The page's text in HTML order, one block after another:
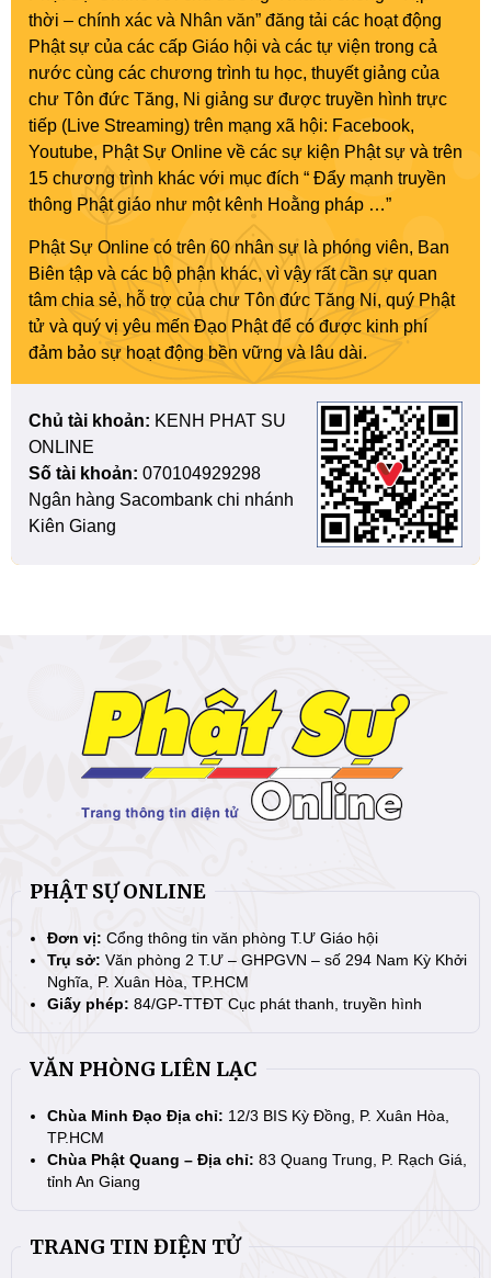
thời – chính xác và Nhân văn” đăng tải các hoạt động
Phật sự của các cấp Giáo hội và các tự viện trong cả
nước cùng các chương trình tu học, thuyết giảng của
chư Tôn đức Tăng, Ni giảng sư được truyền hình trực
tiếp (Live Streaming) trên mạng xã hội: Facebook,
Youtube, Phật Sự Online về các sự kiện Phật sự và trên
15 chương trình khác với mục đích “ Đẩy mạnh truyền
thông Phật giáo như một kênh Hoằng pháp …”
Phật Sự Online có trên 60 nhân sự là phóng viên, Ban
Biên tập và các bộ phận khác, vì vậy rất cần sự quan
tâm chia sẻ, hỗ trợ của chư Tôn đức Tăng Ni, quý Phật
tử và quý vị yêu mến Đạo Phật để có được kinh phí
đảm bảo sự hoạt động bền vững và lâu dài.
Chủ tài khoản: KENH PHAT SU
ONLINE
Số tài khoản: 070104929298
Ngân hàng Sacombank chi nhánh
Kiên Giang
PHẬT SỰ ONLINE
Đơn vị: Cổng thông tin văn phòng T.Ư Giáo hội
Trụ sở: Văn phòng 2 T.Ư – GHPGVN – số 294 Nam Kỳ Khởi
Nghĩa, P. Xuân Hòa, TP.HCM
Giấy phép: 84/GP-TTĐT Cục phát thanh, truyền hình
VĂN PHÒNG LIÊN LẠC
Chùa Minh Đạo Địa chỉ: 12/3 BIS Kỳ Đồng, P. Xuân Hòa,
TP.HCM
Chùa Phật Quang – Địa chỉ: 83 Quang Trung, P. Rạch Giá,
tỉnh An Giang
TRANG TIN ĐIỆN TỬ